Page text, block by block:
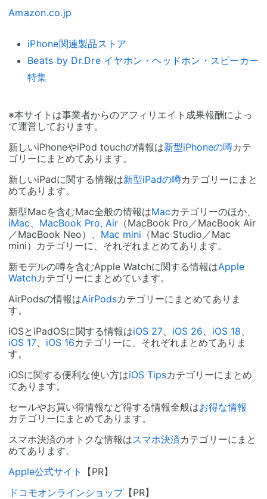
Amazon.co.jp
iPhone関連製品ストア
Beats by Dr.Dre イヤホン・ヘッドホン・スピーカー
特集
※本サイトは事業者からのアフィリエイト成果報酬によっ
て運営しております。
新しいiPhoneやiPod touchの情報は新型iPhoneの噂カテ
ゴリーにまとめてあります。
新しいiPadに関する情報は新型iPadの噂カテゴリーにまと
めてあります。
新型Macを含むMac全般の情報はMacカテゴリーのほか、
iMac
MacBook Pro, Air （MacBook Pro／MacBook Air
／MacBook Neo）、 Mac mini （Mac Studio／Mac
mini）カテゴリーに、それぞれまとめてあります。
新モデルの噂を含むApple Watchに関する情報はApple
Watchカテゴリーにまとめています。
AirPodsの情報はAirPodsカテゴリーにまとめてありま
す。
iOSとiPadOSに関する情報はiOS 27 iOS 26 iOS 18
iOS 17
iOS 16カテゴリーに、それぞれまとめてありま
す。
iOSに関する便利な使い方はiOS Tipsカテゴリーにまとめ
てあります。
セールやお買い得情報など得する情報全般はお得な情報
カテゴリーにまとめてあります。
スマホ決済のオトクな情報はスマホ決済カテゴリーにまと
めてあります。
Apple公式サイト
【PR】
ドコモオンラインショップ【PR】